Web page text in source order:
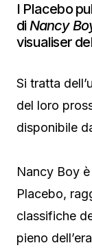
I Placebo
diNancy
visualiser
Si tratta
del loro
disponibile
Nancy Boy
Placebo,
classifiche
pieno